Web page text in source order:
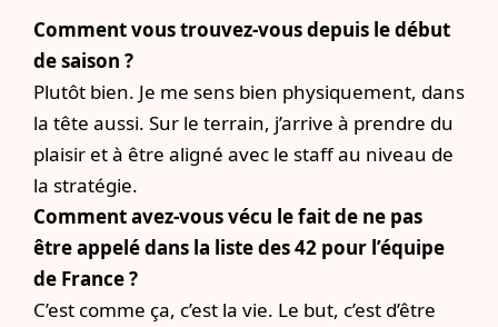
Comment vous trouvez-vous depuis le début
de saison ?
Plutôt bien. Je me sens bien physiquement, dans
la tête aussi. Sur le terrain, j’arrive à prendre du
plaisir et à être aligné avec le staff au niveau de
la stratégie.
Comment avez-vous vécu le fait de ne pas
être appelé dans la liste des 42 pour l’équipe
de France ?
C’est comme ça, c’est la vie. Le but, c’est d’être